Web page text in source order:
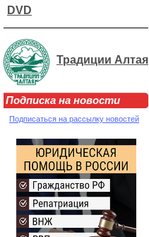
DVD
Традиции Алтая
Подписка на новости
Подписаться на рассылку новостей